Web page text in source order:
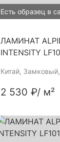
Есть образец в
ЛАМИНАТ
INTENSITY
Китай,
2 530 ₽/ м²